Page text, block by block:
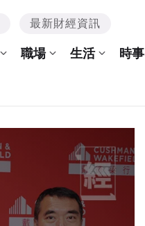
最新財經資訊
職場 生活 時事